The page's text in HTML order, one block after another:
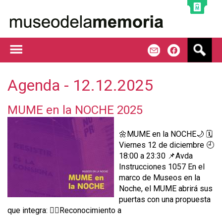
Agenda - 12.12.2025
MUME en la NOCHE 2025
🌼MUME en la NOCHE🌙 🗓️
Viernes 12 de diciembre 🕘
18:00 a 23:30 📌Avda
Instrucciones 1057 En el
marco de Museos en la
Noche, el MUME abrirá sus
puertas con una propuesta
que integra: ✊🏾Reconocimiento a
s